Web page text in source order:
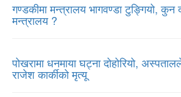
गण्डकीमा मन्त्रालय भागवण्डा टुङ्गियो,
मन्त्रालय ?
पोखरामा धनमाया घट्ना दोहोरियो,
राजेश कार्कीको मृत्यू